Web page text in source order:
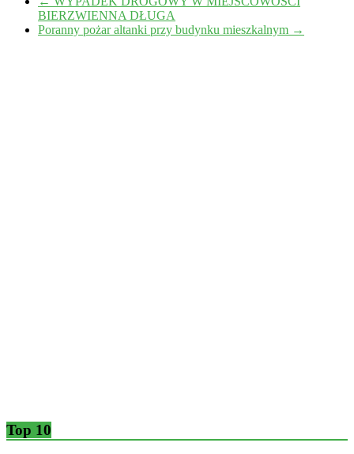
BIERZWIENNA DŁUGA
Poranny pożar altanki przy budynku mieszkalnym →
Top 10